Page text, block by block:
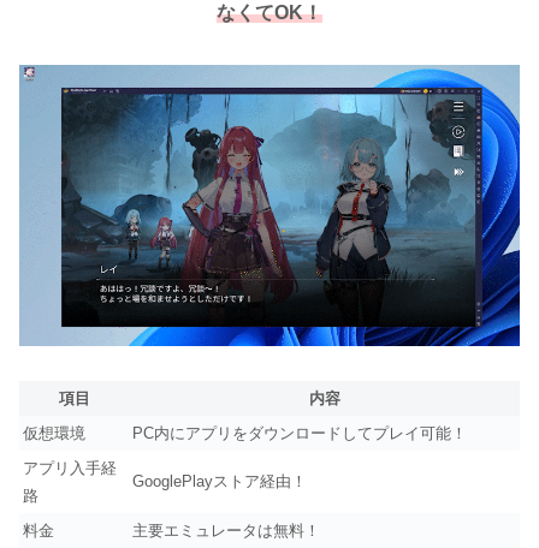
なくてOK！
項目
内容
仮想環境
PC内にアプリをダウンロードしてプレイ可能！
アプリ入手経
路
GooglePlayストア経由！
料金 主要エミュレータは無料！